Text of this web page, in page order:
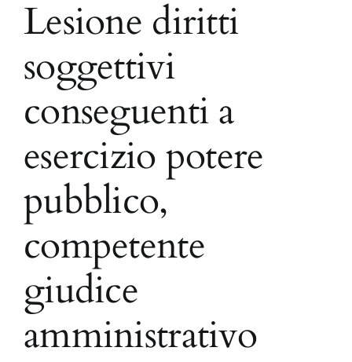
Lesione diritti
soggettivi
conseguenti a
esercizio potere
pubblico,
competente
giudice
amministrativo